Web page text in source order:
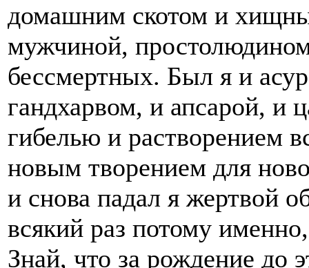
домашним скотом и
мужчиной,
бессмертных. Был я и
гандхарвом, и апсарой, и
гибелью и растворением
новым творением для
и снова падал я жертвой
всякий раз потому
Знай, что за рождение до